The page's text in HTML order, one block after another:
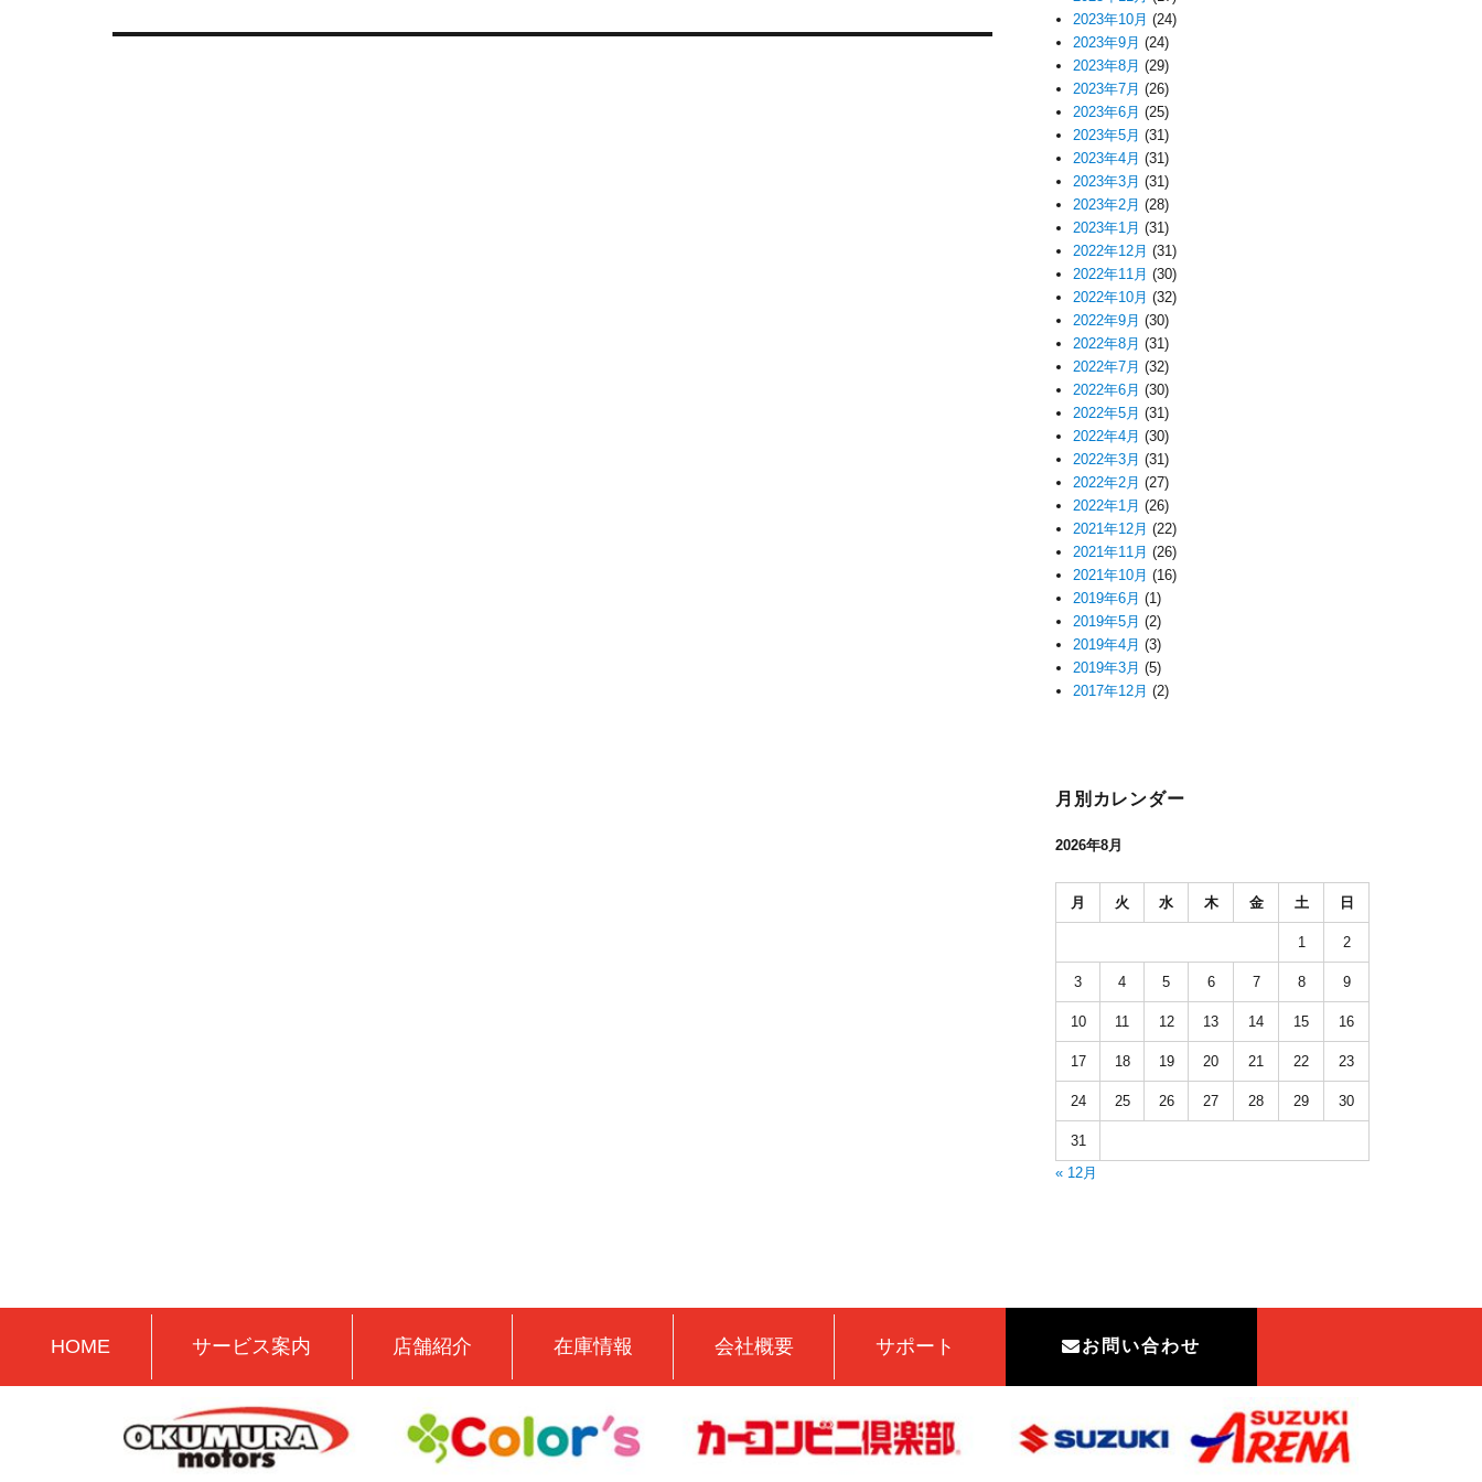
2023年10月 (24)
2023年9月 (24)
2023年8月 (29)
2023年7月 (26)
2023年6月 (25)
2023年5月 (31)
2023年4月 (31)
2023年3月 (31)
2023年2月 (28)
2023年1月 (31)
2022年12月 (31)
2022年11月 (30)
2022年10月 (32)
2022年9月 (30)
2022年8月 (31)
2022年7月 (32)
2022年6月 (30)
2022年5月 (31)
2022年4月 (30)
2022年3月 (31)
2022年2月 (27)
2022年1月 (26)
2021年12月 (22)
2021年11月 (26)
2021年10月 (16)
2019年6月 (1)
2019年5月 (2)
2019年4月 (3)
2019年3月 (5)
2017年12月 (2)
月別カレンダー
2026年8月
月 火 水 木 金 土 日
1 2
3 4 5 6 7 8 9
10 11 12 13 14 15 16
17 18 19 20 21 22 23
24 25 26 27 28 29 30
31
« 12月
HOME サービス案内 店舗紹介 在庫情報 会社概要 サポート お問い合わせ